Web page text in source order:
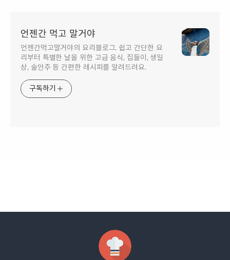
언젠간 먹고 말거야
언젠간먹고말거야의 요리블로그. 쉽고 간단한 요
리부터 특별한 날을 위한 고급 음식, 집들이, 생일
상, 술안주 등 간편한 레시피를 알려드려요.
구독하기